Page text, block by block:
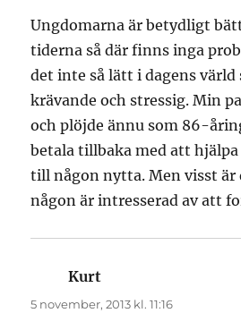
Ungdomarna är betydligt
tiderna så där finns inga
det inte så lätt i dagens värld
krävande och stressig. Min
och plöjde ännu som 86-
betala tillbaka med att
till någon nytta. Men visst
någon är intresserad av att
Kurt
5 november, 2013 kl. 11:16